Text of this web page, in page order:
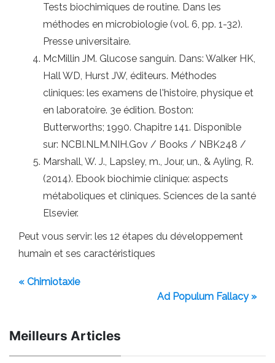
Tests biochimiques de routine. Dans les
méthodes en microbiologie (vol. 6, pp. 1-32).
Presse universitaire.
McMillin JM. Glucose sanguin. Dans: Walker HK,
Hall WD, Hurst JW, éditeurs. Méthodes
cliniques: les examens de l'histoire, physique et
en laboratoire. 3e édition. Boston:
Butterworths; 1990. Chapitre 141. Disponible
sur: NCBI.NLM.NIH.Gov / Books / NBK248 /
Marshall, W. J., Lapsley, m., Jour, un., & Ayling, R.
(2014). Ebook biochimie clinique: aspects
métaboliques et cliniques. Sciences de la santé
Elsevier.
Peut vous servir: les 12 étapes du développement
humain et ses caractéristiques
« Chimiotaxie
Ad Populum Fallacy »
Meilleurs Articles